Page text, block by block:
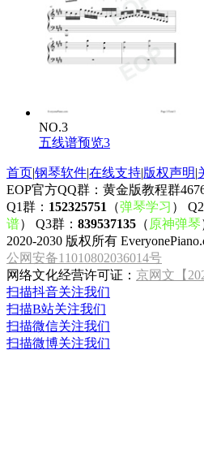
NO.3
五线谱预览3
首页|钢琴软件|在线支持|版权声明|
EOP官方QQ群：黄金版教程群
Q1群： 152325751 （弹琴学习 ）
谱） Q3群： 839537135 （ 原神弹琴
2020-2030 版权所有
公网安备11010802036014号
网络文化经营许可证： 京网文【
扫描抖音关注我们
扫描B站关注我们
扫描微信关注我们
扫描微博关注我们